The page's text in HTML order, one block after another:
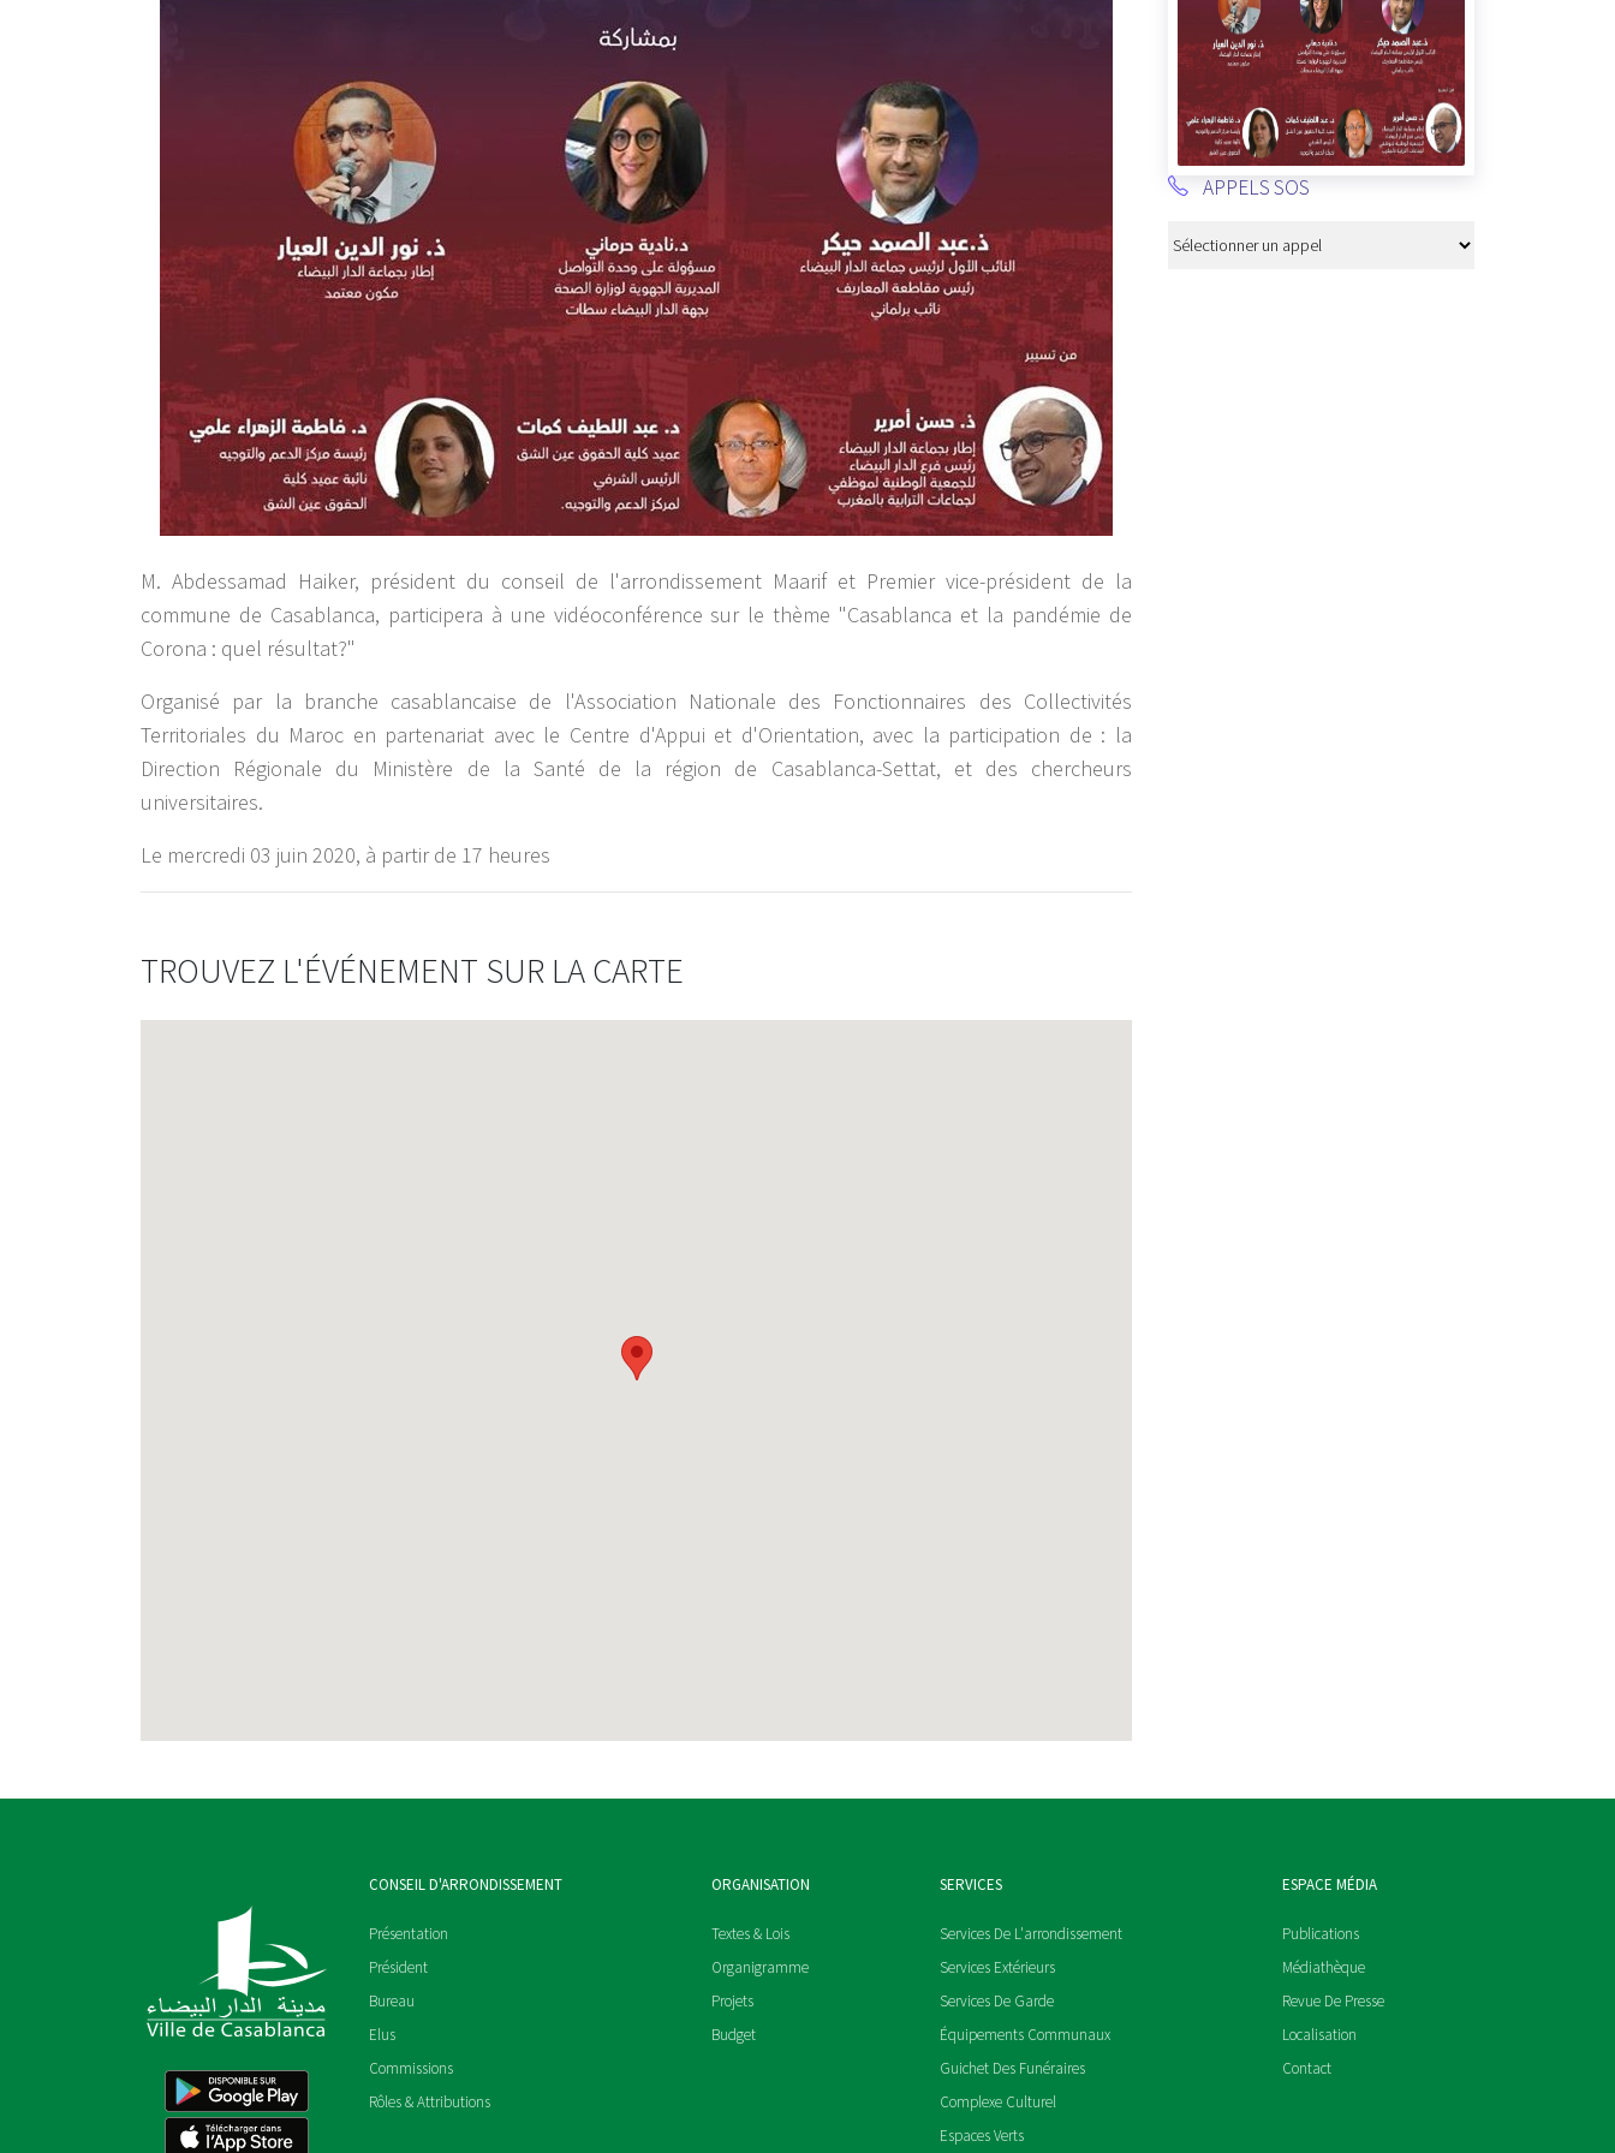
M. Abdessamad Haiker, président du conseil de l'arrondissement Maarif et Premier vice-président de la
commune de Casablanca, participera à une vidéoconférence sur le thème "Casablanca et la pandémie de
Corona : quel résultat?"
Organisé par la branche casablancaise de l'Association Nationale des Fonctionnaires des Collectivités
Territoriales du Maroc en partenariat avec le Centre d'Appui et d'Orientation, avec la participation de : la
Direction Régionale du Ministère de la Santé de la région de Casablanca-Settat, et des chercheurs
universitaires.
Le mercredi 03 juin 2020, à partir de 17 heures
TROUVEZ L'ÉVÉNEMENT SUR LA CARTE
APPELS SOS
CONSEIL D'ARRONDISSEMENT
Présentation
Président
Bureau
Elus
Commissions
Rôles & Attributions
ORGANISATION
Textes & Lois
Organigramme
Projets
Budget
SERVICES
Services De L'arrondissement
Services Extérieurs
Services De Garde
Équipements Communaux
Guichet Des Funéraires
Complexe Culturel
Espaces Verts
ESPACE MÉDIA
Publications
Médiathèque
Revue De Presse
Localisation
Contact